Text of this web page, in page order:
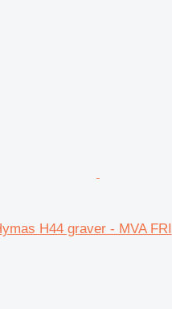
H44 graver - MVA FRI